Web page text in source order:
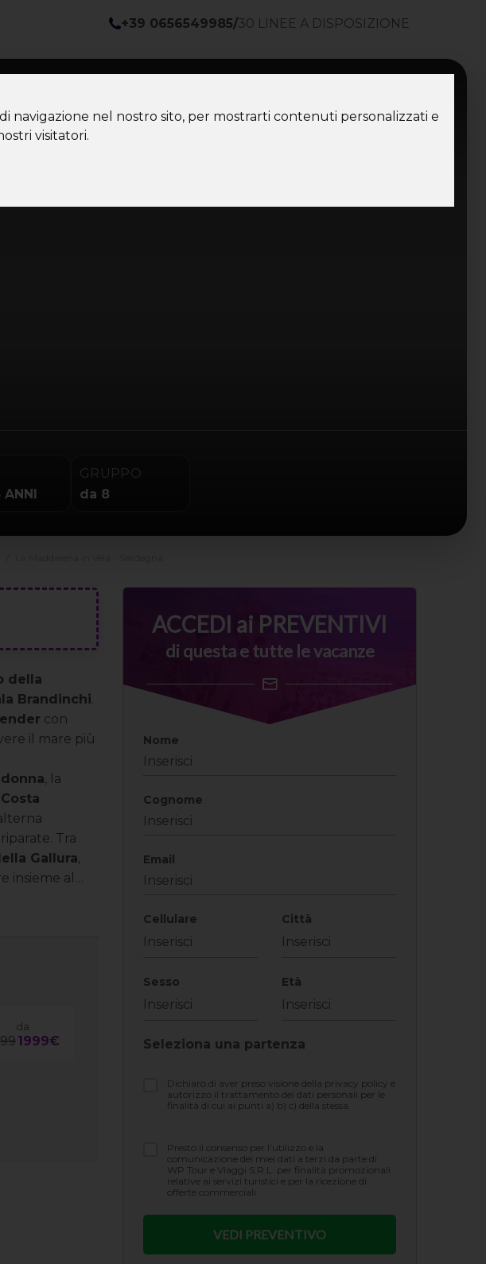
navigazione nel nostro sito, per mostrarti contenuti personalizzati e
visitatori.
+39 0656549985/30 LINEE A DISPOSIZIONE
GRUPPO
da 8
della
Brandinchi
con
il mare più
, la
Tra
Gallura
insieme al
da
1999€
ACCEDI ai PREVENTIVI
di questa e tutte le vacanze
Nome
Cognome
Email
Cellulare Città
Sesso Età
Seleziona una partenza
Dichiaro di aver preso visione della privacy policy e
autorizzo il trattamento dei dati personali per le
finalità di cui ai punti a) b) c) della stessa.
Presto il consenso per l’utilizzo e la
comunicazione dei miei dati a terzi da parte di
WP Tour e Viaggi S.R.L. per finalità promozionali
relative ai servizi turistici e per la ricezione di
offerte commerciali.